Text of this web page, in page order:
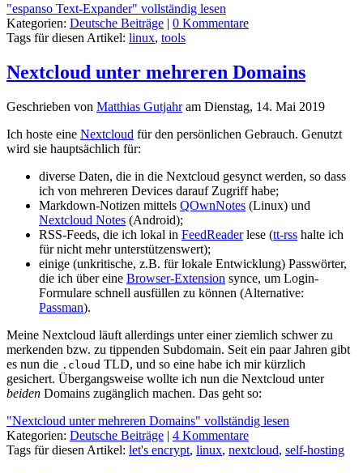
"espanso Text-Expander" vollständig lesen
Kategorien: Deutsche Beiträge | 0 Kommentare
Tags für diesen Artikel: linux, tools
Nextcloud unter mehreren Domains
Geschrieben von Matthias Gutjahram Dienstag, 14. Mai 2019
Ich hoste eine Nextcloud für den persönlichen Gebrauch. Genutzt
wird sie hauptsächlich für:
diverse Daten, die in die Nextcloud gesynct werden, so dass
ich von mehreren Devices darauf Zugriff habe;
Markdown-Notizen mittels QOwnNotes (Linux) und
Nextcloud Notes (Android);
RSS-Feeds, die ich lokal in FeedReaderlese (tt-rss halte ich
für nicht mehr unterstützenswert);
einige (unkritische, z.B. für lokale Entwicklung) Passwörter,
die ich über eine Browser-Extension synce, um Login-
Formulare schnell ausfüllen zu können (Alternative:
Passman).
Meine Nextcloud läuft allerdings unter einer ziemlich schwer zu
merkenden bzw. zu tippenden Subdomain. Seit ein paar Jahren gibt
es nun die .cloud TLD, und so eine habe ich mir kürzlich
gesichert. Übergangsweise wollte ich nun die Nextcloud unter
beiden Domains zugänglich machen. Das geht so:
"Nextcloud unter mehreren Domains" vollständig lesen
Kategorien: Deutsche Beiträge | 4 Kommentare
Tags für diesen Artikel: let's encrypt, linux, nextcloud, self-hosting